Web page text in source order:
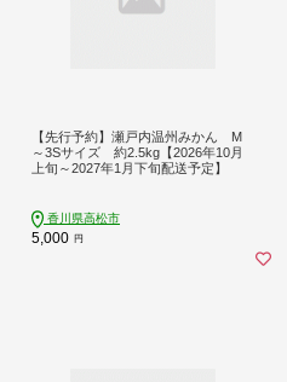
【先行予約】瀬戸内温州みかん M
～3Sサイズ 約2.5kg【2026年10月
上旬～2027年1月下旬配送予定】
香川県高松市
5,000 円